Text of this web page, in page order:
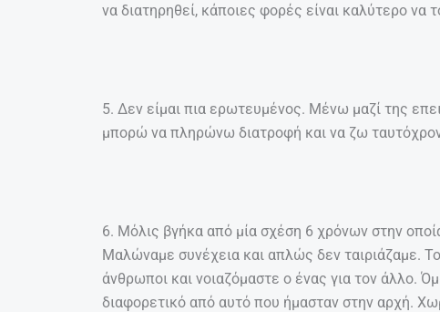
να διατηρηθεί, κάποιες φορές είναι καλύτερο να
5. Δεν είμαι πια ερωτευμένος. Μένω μαζί της
μπορώ να πληρώνω διατροφή και να ζω
6. Μόλις βγήκα από μία σχέση 6 χρόνων στην
Μαλώναμε συνέχεια και απλώς δεν ταιριάζαμε.
άνθρωποι και νοιαζόμαστε ο ένας για τον άλλο.
διαφορετικό από αυτό που ήμασταν στην αρχή.